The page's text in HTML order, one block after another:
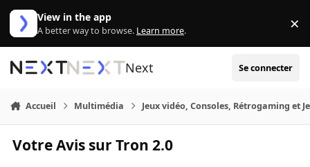
Aller au contenu
View in the app
A better way to browse. Learn more. ×
Next Se connecter
Accueil Multimédia Jeux vidéo, Consoles, Rétrogaming et
Votre Avis sur Tron 2.0